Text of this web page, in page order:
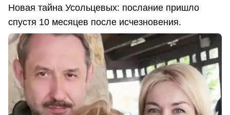
Новая тайна Усольцевых: послание пришло
спустя 10 месяцев после исчезновения.